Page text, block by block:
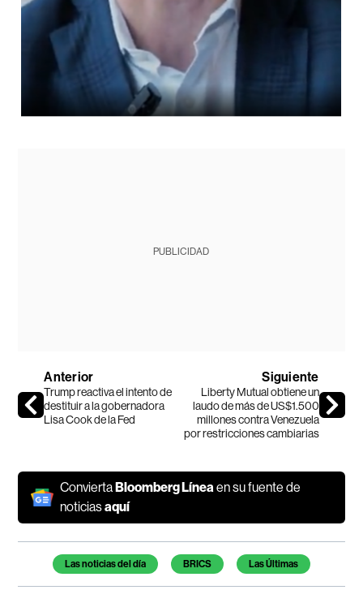
PUBLICIDAD
Anterior
Trump reactiva el intento de
destituir a la gobernadora
Lisa Cook de la Fed
Siguiente
Liberty Mutual obtiene un
laudo de más de US$1.500
millones contra Venezuela
por restricciones cambiarias
ConviertaBloomberg Líneaen su fuente de
noticiasaquí
Temas de este artículo
Las noticias del día BRICS Las Últimas